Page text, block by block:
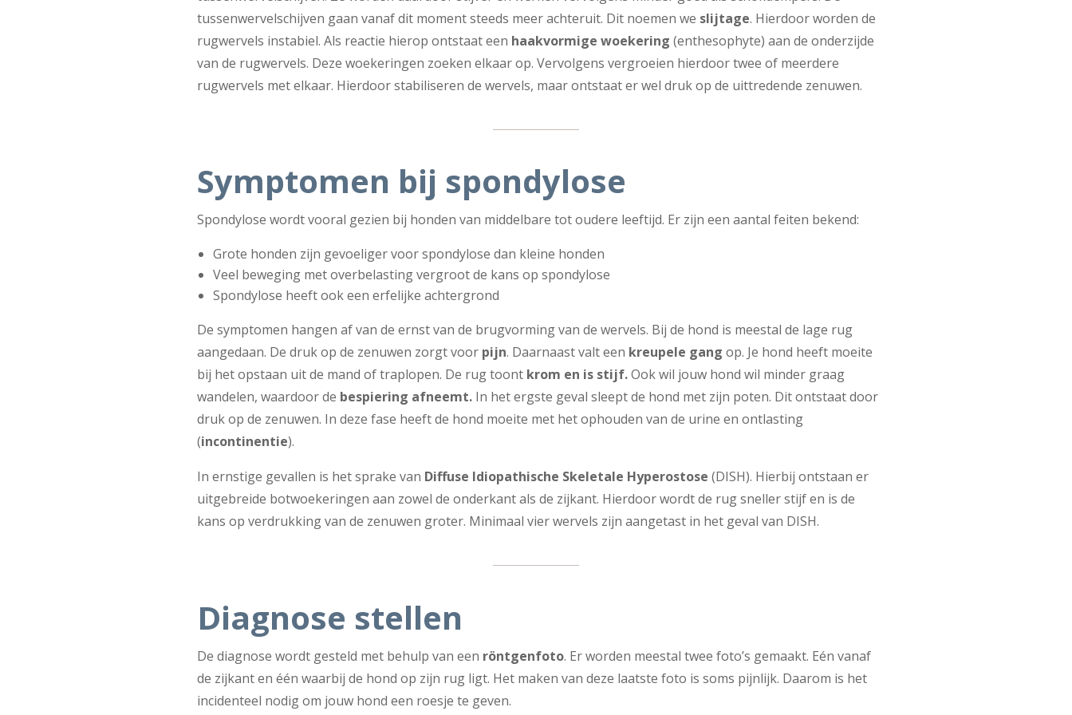
tussenwervelschijven gaan vanaf dit moment steeds meer achteruit. Dit noemen we slijtage. Hierdoor worden de
rugwervels instabiel. Als reactie hierop ontstaat een haakvormige woekering (enthesophyte) aan de onderzijde
van de rugwervels. Deze woekeringen zoeken elkaar op. Vervolgens vergroeien hierdoor twee of meerdere
rugwervels met elkaar. Hierdoor stabiliseren de wervels, maar ontstaat er wel druk op de uittredende zenuwen.
Symptomen bij spondylose
Spondylose wordt vooral gezien bij honden van middelbare tot oudere leeftijd. Er zijn een aantal feiten bekend:
Grote honden zijn gevoeliger voor spondylose dan kleine honden
Veel beweging met overbelasting vergroot de kans op spondylose
Spondylose heeft ook een erfelijke achtergrond
De symptomen hangen af van de ernst van de brugvorming van de wervels. Bij de hond is meestal de lage rug
aangedaan. De druk op de zenuwen zorgt voor pijn. Daarnaast valt een kreupele gang op. Je hond heeft moeite
bij het opstaan uit de mand of traplopen. De rug toont krom en is stijf.Ook wil jouw hond wil minder graag
wandelen, waardoor de bespiering afneemt. In het ergste geval sleept de hond met zijn poten. Dit ontstaat door
druk op de zenuwen. In deze fase heeft de hond moeite met het ophouden van de urine en ontlasting
(incontinentie).
In ernstige gevallen is het sprake van Diffuse Idiopathische Skeletale Hyperostose (DISH). Hierbij ontstaan er
uitgebreide botwoekeringen aan zowel de onderkant als de zijkant. Hierdoor wordt de rug sneller stijf en is de
kans op verdrukking van de zenuwen groter. Minimaal vier wervels zijn aangetast in het geval van DISH.
Diagnose stellen
De diagnose wordt gesteld met behulp van een röntgenfoto. Er worden meestal twee foto’s gemaakt. Eén vanaf
de zijkant en één waarbij de hond op zijn rug ligt. Het maken van deze laatste foto is soms pijnlijk. Daarom is het
incidenteel nodig om jouw hond een roesje te geven.